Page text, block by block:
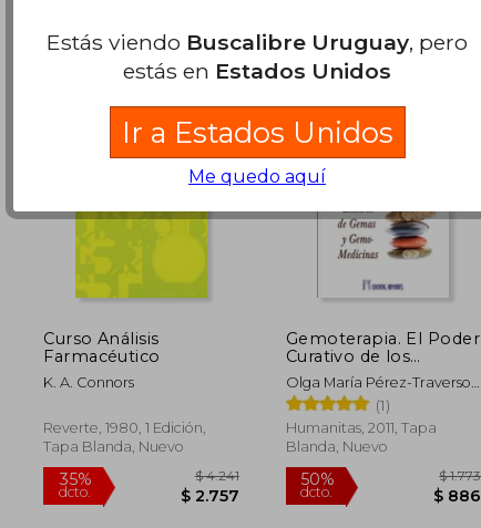
$ 3.156 dcto.
$ 1.814
$ 907 dcto.
Curso Análisis
Farmacéutico
K. A. Connors
Reverte, 1980, 1 Edición,
Tapa Blanda, Nuevo
Gemoterapia. El Poder
Curativo de los
Minerales
Olga María Pérez-Traverso
Romero
(1)
Humanitas, 2011, Tapa
Blanda, Nuevo
Estás viendo Buscalibre Uruguay, pero
estás en Estados Unidos
Ir a Estados Unidos
Me quedo aquí